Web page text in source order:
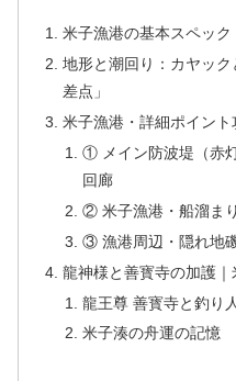
米子漁港の基本スペック
地形と潮回り：カヤッ
差点」
米子漁港・詳細ポイン
① メイン防波堤（赤
回廊
② 米子漁港・船溜ま
③ 漁港周辺・隠れ地
龍神様と善寳寺の加護
龍王尊 善寳寺と釣り
米子湊の舟運の記憶